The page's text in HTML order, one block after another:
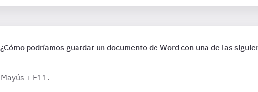
¿Cómo podríamos guardar un documento de Word con una de las
Mayús + F11.